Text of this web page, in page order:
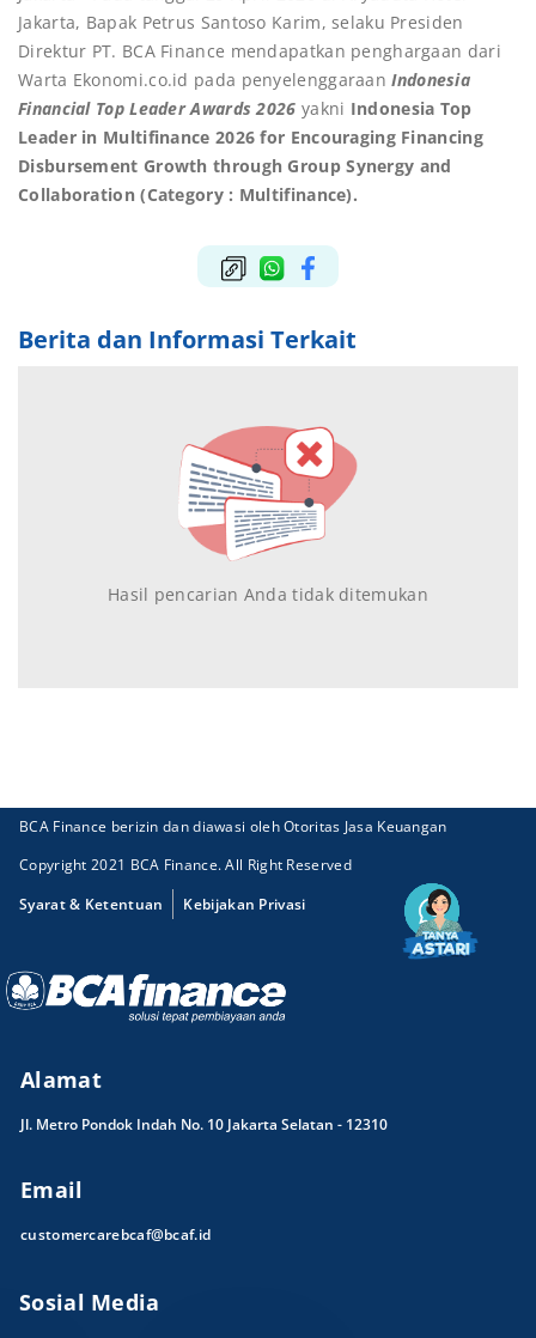
Jakarta, Bapak Petrus Santoso Karim, selaku Presiden
Direktur PT. BCA Finance mendapatkan penghargaan dari
Warta Ekonomi.co.id pada penyelenggaraanIndonesia
Financial Top Leader Awards 2026 yakni Indonesia Top
Leader in Multifinance 2026 for Encouraging Financing
Disbursement Growth through Group Synergy and
Collaboration (Category : Multifinance).
Berita dan Informasi Terkait
Hasil pencarian Anda tidak ditemukan
BCA Finance berizin dan diawasi oleh Otoritas Jasa Keuangan
Copyright 2021 BCA Finance. All Right Reserved
Syarat & Ketentuan
Kebijakan Privasi
Alamat
Jl. Metro Pondok Indah No. 10 Jakarta Selatan - 12310
Email
customercarebcaf@bcaf.id
Sosial Media